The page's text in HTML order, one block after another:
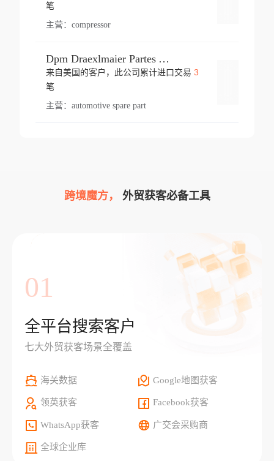
笔
主营： compressor
Dpm Draexlmaier Partes Automotrices Corr Ind Huejotzingo
来自美国的客户，此公司累计进口交易 3
笔
主营： automotive spare part
跨境魔方， 外贸获客必备工具
01
全平台搜索客户
七大外贸获客场景全覆盖
海关数据 Google地图获客
领英获客 Facebook获客
WhatsApp获客 广交会采购商
全球企业库